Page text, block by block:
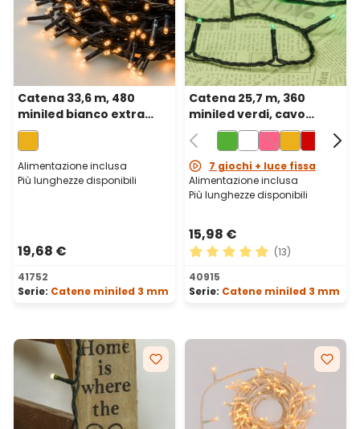
Catena 33,6 m, 480
miniled bianco extra
caldo, cavo verde
Alimentazione inclusa
Più lunghezze disponibili
19,68 €
41752
Serie: Catene miniled 3 mm
Catena 25,7 m, 360
miniled verdi, cavo
verde
7 giochi + luce fissa
Alimentazione inclusa
Più lunghezze disponibili
15,98 €
Valutazione media di 4.92
(13)
40915
Serie: Catene miniled 3 mm